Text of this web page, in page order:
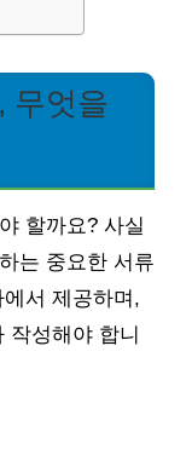
무엇을
할까요? 사실
는 중요한 서류
서 제공하며,
작성해야 합니